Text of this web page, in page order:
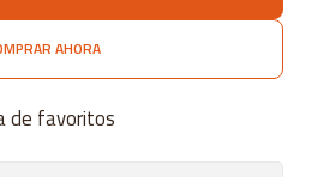
AHORA
de favoritos